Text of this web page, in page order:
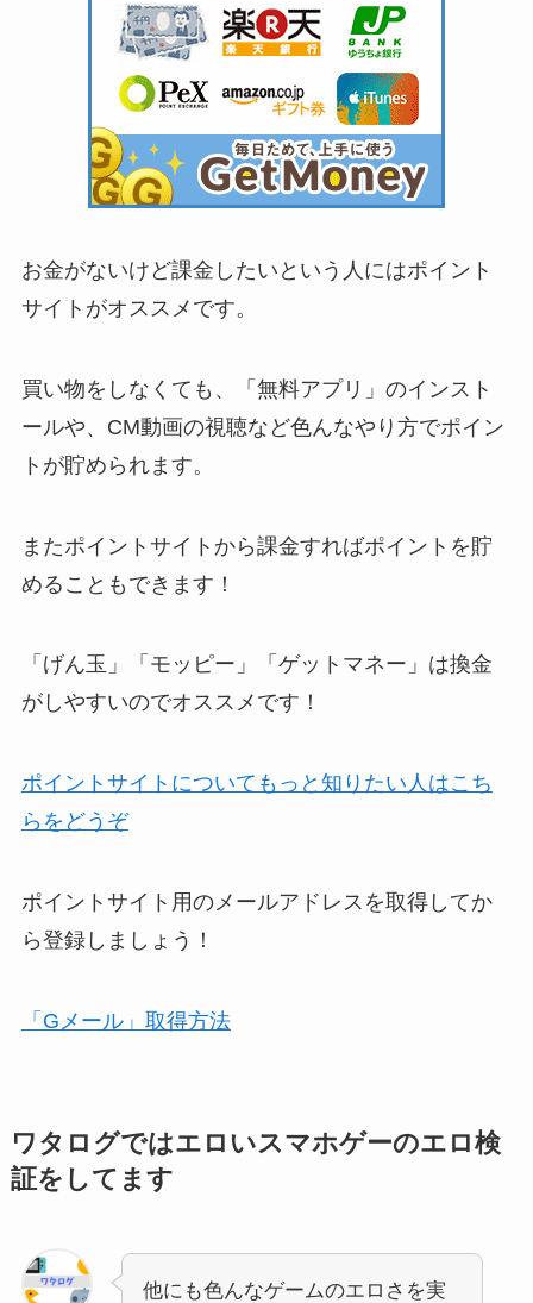
お金がないけど課金したいという人にはポイント
サイトがオススメです。
買い物をしなくても、「無料アプリ」のインスト
ールや、CM動画の視聴など色んなやり方でポイン
トが貯められます。
またポイントサイトから課金すればポイントを貯
めることもできます！
「げん玉」「モッピー」「ゲットマネー」は換金
がしやすいのでオススメです！
ポイントサイトについてもっと知りたい人はこち
らをどうぞ
ポイントサイト用のメールアドレスを取得してか
ら登録しましょう！
「Gメール」取得方法
ワタログではエロいスマホゲーのエロ検
証をしてます
他にも色んなゲームのエロさを実